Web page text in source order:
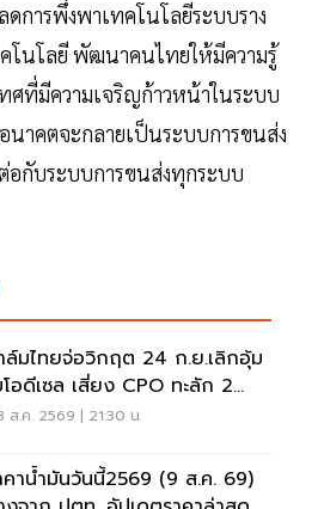
ดการพึ่งพาเทคโนโลยีระบบราง
โนโลยี พัฒนาคนไทยให้มีความรู้
ศที่มีความเจริญก้าวหน้าในระบบ
นาคตจะกลายเป็นระบบการขนส่ง
อกับระบบการขนส่งทุกระบบ
ล์มไทยจ่อวิกฤต 24 ก.ย.เลิกอุ้ม
โอดีเซล เสี่ยง CPO ทะลัก 2
นตัน
ส.ค. 2569 | 21:30 น.
คาน้ำมันวันนี้2569 (9 ส.ค. 69)